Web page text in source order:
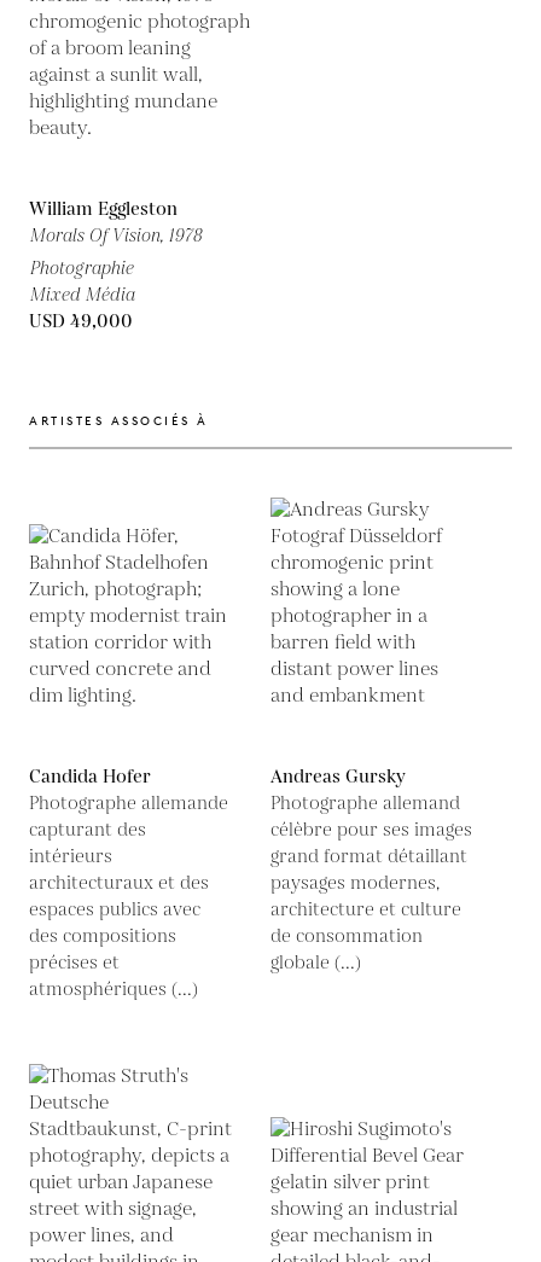
William Eggleston
Morals Of Vision, 1978
Photographie
Mixed Média
USD 49,000
ARTISTES ASSOCIÉS À
Candida Hofer
Photographe allemande
capturant des
intérieurs
architecturaux et des
espaces publics avec
des compositions
précises et
atmosphériques (...)
Andreas Gursky
Photographe allemand
célèbre pour ses images
grand format détaillant
paysages modernes,
architecture et culture
de consommation
globale (...)